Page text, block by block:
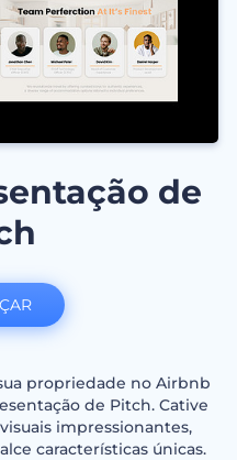
de
propriedade no Airbnb
de Pitch. Cative
impressionantes,
características únicas.